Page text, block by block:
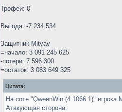
Трофеи: 0
Выгода: -7 234 534
Защитник Mityay
=начало: 3 091 245 625
-потери: 7 596 300
=остаток: 3 083 649 325
Цитата:
На соте "QweenWin (4.1066.1)"
Атакующая сторона: